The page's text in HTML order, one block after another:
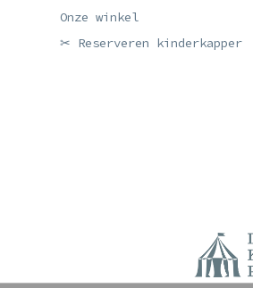
Onze winkel
✂ Reserveren kinderkapper